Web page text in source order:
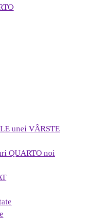
unei VÂRSTE
QUARTO noi